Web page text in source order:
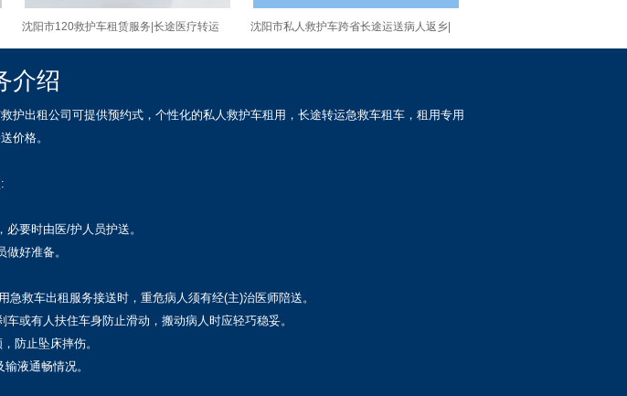
沈阳市120救护车租赁服务|长途医疗转运
车出租
沈阳市私人救护车跨省长途运送病人返乡|
车上设备齐全
介绍
出租公司可提供预约式，个性化的私人救护车租用，长途转运急救车租车，租用专用
价格。
要时由医/护人员护送。
好准备。
救车出租服务接送时，重危病人须有经(主)治医师陪送。
或有人扶住车身防止滑动，搬动病人时应轻巧稳妥。
防止坠床摔伤。
液通畅情况。